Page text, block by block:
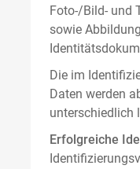
Foto-/Bild- und
sowie
Die im
Daten werden
unterschiedlich
Erfolgreiche